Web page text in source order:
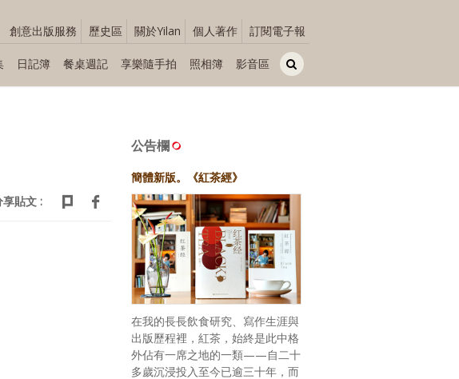
創意出版服務 歷史區 關於Yilan 個人著作 訂閱電子報
日記簿 餐桌週記 享樂隨手拍 照相簿 影音區
享貼文 :
公告欄
簡體新版。《紅茶經》
在我的長長飲食研究、寫作生涯與
出版歷程裡，紅茶，始終是此中格
外佔有一席之地的一類——自二十
多歲沉浸投入至今已逾三十年，而